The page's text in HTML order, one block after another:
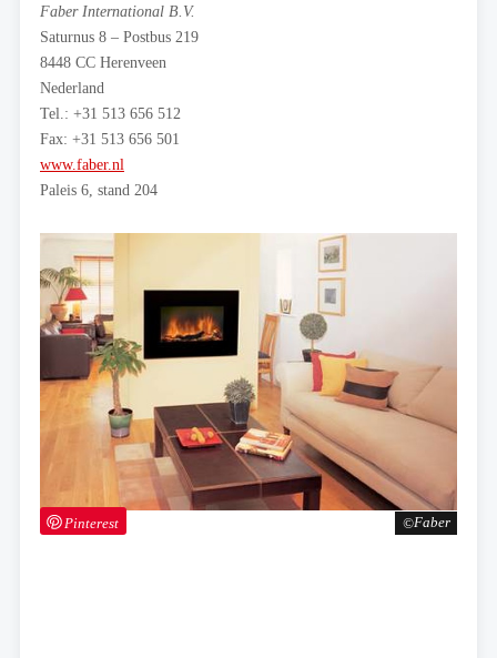
Faber
Pinterest
Faber International B.V.
Saturnus 8 – Postbus 219
8448 CC Herenveen
Nederland
Tel.: +31 513 656 512
Fax: +31 513 656 501
www.faber.nl
Paleis 6, stand 204